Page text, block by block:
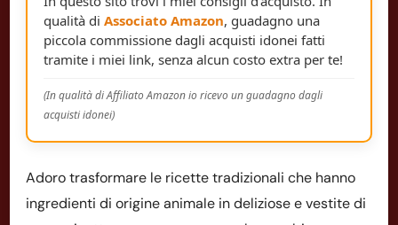
qualità di Associato Amazon, guadagno una
piccola commissione dagli acquisti idonei fatti
tramite i miei link, senza alcun costo extra per te!
(In qualità di Affiliato Amazon io ricevo un guadagno dagli
acquisti idonei)
Adoro trasformare le ricette tradizionali che hanno
ingredienti di origine animale in deliziose e vestite di